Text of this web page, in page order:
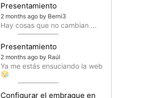
Presentamiento
2 months ago by Berni3
Hay cosas que no cambian ...
Presentamiento
2 months ago by Raúl
Ya me estás ensuciando la web
😪
Configurar el embrague en